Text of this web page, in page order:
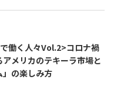
働く人々Vol.2>コロナ禍
メリカのテキーラ市場と
」の楽しみ方